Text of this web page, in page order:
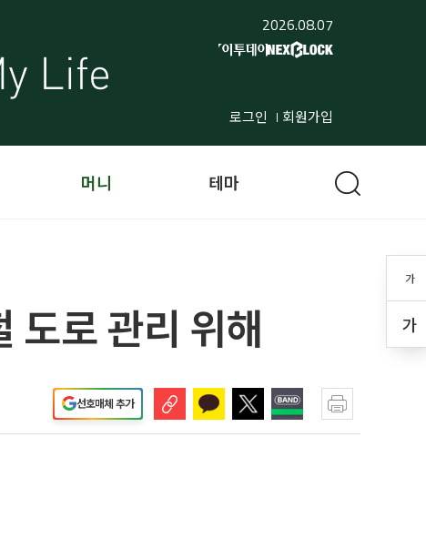
2026.08.07
로그인 회원가입
가
가
머니 테마
로 관리 위해
선호매체 추가